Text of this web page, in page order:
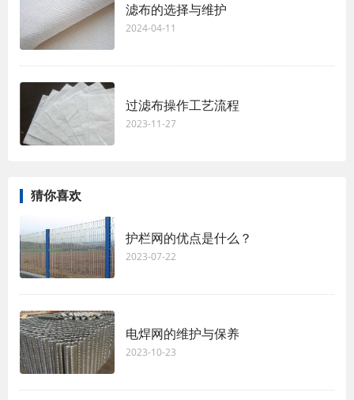
滤布的选择与维护
2024-04-11
过滤布操作工艺流程
2023-11-27
猜你喜欢
护栏网的优点是什么？
2023-07-22
电焊网的维护与保养
2023-10-23